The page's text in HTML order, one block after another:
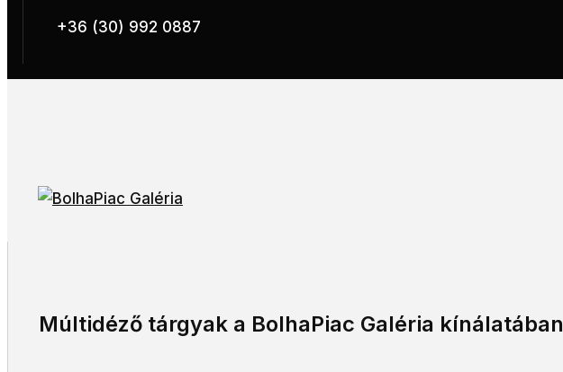
+36 (30) 992 0887
Múltidéző tárgyak a BolhaPiac Galéria kínálatában